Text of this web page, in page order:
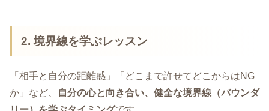
2. 境界線を学ぶレッスン
「相手と自分の距離感」「どこまで許せてどこからはNG
か」など、
自分の心と向き合い、健全な境界線（バウンダ